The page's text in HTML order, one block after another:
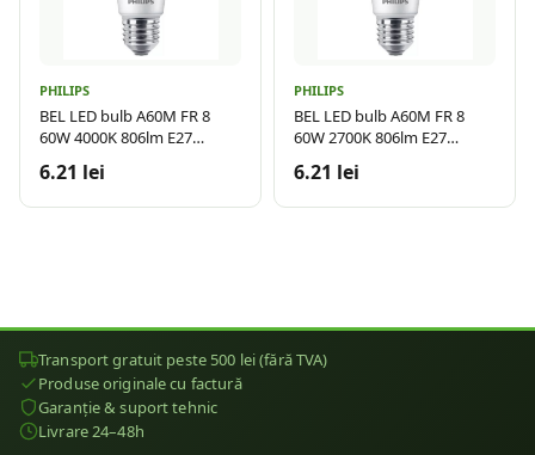
PHILIPS
BEL LED bulb A60M FR 8
60W 4000K 806lm E27
6.21 lei
PHILIPS
BEL LED bulb A60M FR 8
60W 2700K 806lm E27
6.21 lei
Transport gratuit peste 500 lei (fără TVA)
Produse originale cu factură
Garanție & suport tehnic
Livrare 24–48h